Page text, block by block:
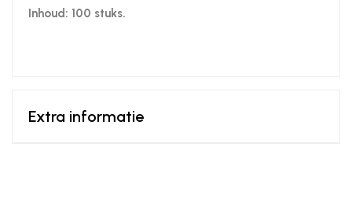
Inhoud: 100 stuks.
Extra informatie